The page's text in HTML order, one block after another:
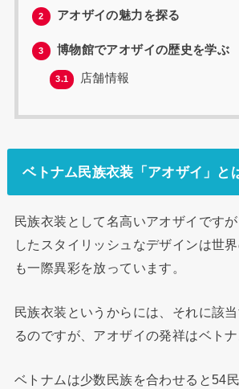
2 アオザイの魅力を探る
3 博物館でアオザイの歴史を学ぶ
3.1 店舗情報
ベトナム民族衣装「アオザイ」と
民族衣装として名高いアオザイです
したスタイリッシュなデザインは世
も一際異彩を放っています。
民族衣装というからには、それに該
るのですが、アオザイの発祥はベトナ
ベトナムは少数民族を合わせると54